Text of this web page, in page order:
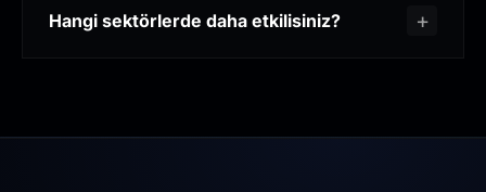
Hangi sektörlerde daha etkilisiniz?